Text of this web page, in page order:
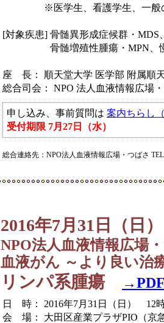
※医学生、看護学生、一般
[対象疾患] 骨髄異形成症候群・
骨髄増殖性腫瘍・MPN、
座 長： 順天堂大学 医学部 附属順
総合司会： NPO 法人血液情報広場
申し込み、事前質問は 案内ちらし
受付期限 7月27日（水）
総合連絡先：NPO法人血液情報広場・つばさ
2016年7月31日（日）
NPO法人血液情報広場
血液がん ～より良い治
リンパ系腫瘍
日 時： 2016年7月31日（日） 12
会 場： 大田区産業プラザPIO（京